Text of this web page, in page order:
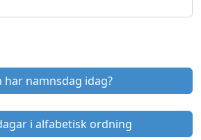
har namnsdag idag?
i alfabetisk ordning